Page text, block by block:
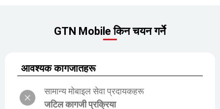
GTN Mobile किन चयन गर्ने
आवश्यक कागजातहरू
सामान्य मोबाइल सेवा प्रदायकहरू
जटिल कागजी प्रक्रिया